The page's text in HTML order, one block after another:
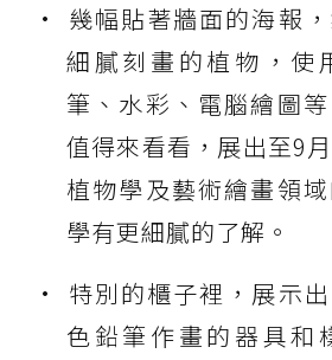
幾幅貼著牆面的海報
細膩刻畫的植物，使
筆、水彩、電腦繪圖
值得來看看，展出至9
植物學及藝術繪畫領
學有更細膩的了解。
特別的櫃子裡，展示
色鉛筆作畫的器具和